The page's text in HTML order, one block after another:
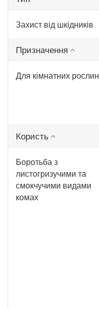
Захист від шкідників
Призначення
Для кімнатних рослин
Користь
Боротьба з
листогризучими та
смокчучими видами
комах